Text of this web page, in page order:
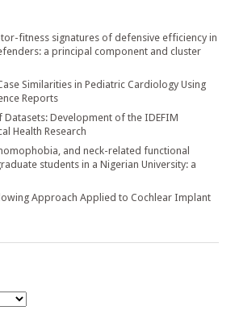
fitness signatures of defensive efficiency in
a principal component and cluster
Similarities in Pediatric Cardiology Using
Reports
Development of the IDEFIM
Health Research
and neck-related functional
students in a Nigerian University: a
Approach Applied to Cochlear Implant